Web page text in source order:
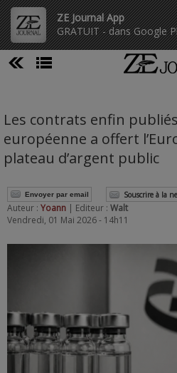
ZE Journal App
GRATUIT - dans Google
Les contrats enfin
européenne a offert
plateau d’argent public
Envoyer par email Souscrire à la
Auteur : Yoann | Editeur : Walt
Vendredi, 01 Mai 2026 - 14h11